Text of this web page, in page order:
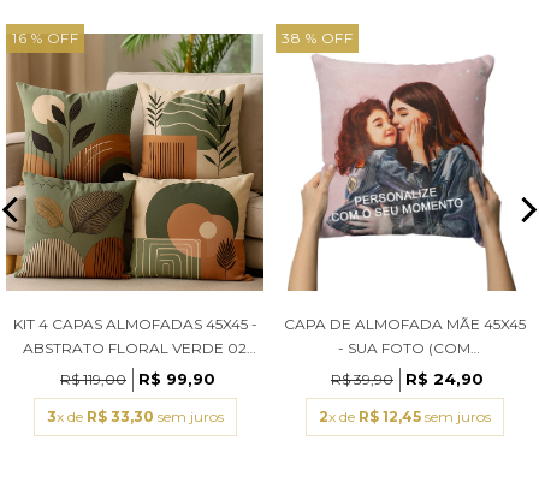
16 % OFF
KIT 4 CAPAS ALMOFADAS 45X45 -
ABSTRATO FLORAL VERDE 02
(COM ENCHIMENTOS)
R$ 119,00 R$ 99,90
3x de R$ 33,30 sem juros
38 % OFF
CAPA DE ALMOFADA MÃE 45X45
- SUA FOTO (COM
ENCHIMENTOS)
R$ 39,90 R$ 24,90
2x de R$ 12,45sem juros